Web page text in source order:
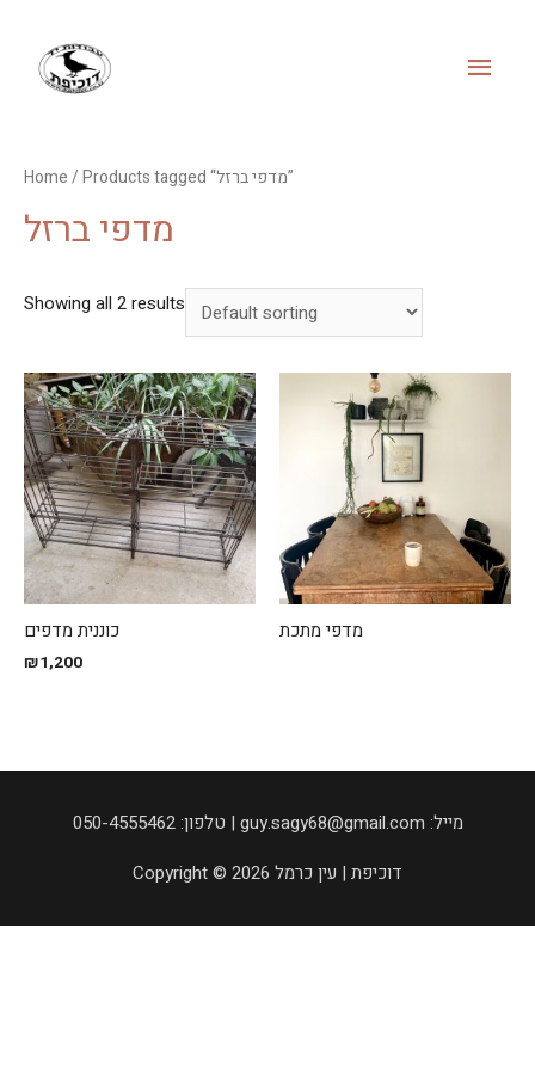
Home / Products tagged “מדפי ברזל”
מדפי ברזל
Showing all 2 results
כוננית מדפים
₪1,200
מדפי מתכת
050-4555462 :טלפון | guy.sagy68@gmail.com :מייל
Copyright © 2026 דוכיפת | עין כרמל